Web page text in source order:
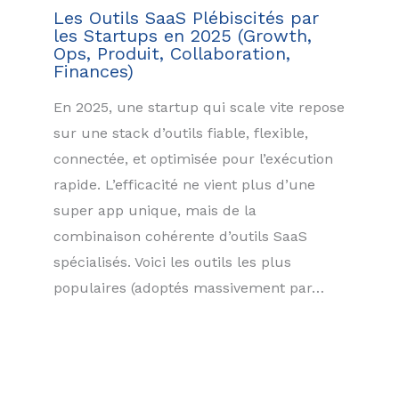
Les Outils SaaS Plébiscités par
les Startups en 2025 (Growth,
Ops, Produit, Collaboration,
Finances)
En 2025, une startup qui scale vite repose
sur une stack d’outils fiable, flexible,
connectée, et optimisée pour l’exécution
rapide. L’efficacité ne vient plus d’une
super app unique, mais de la
combinaison cohérente d’outils SaaS
spécialisés. Voici les outils les plus
populaires (adoptés massivement par…